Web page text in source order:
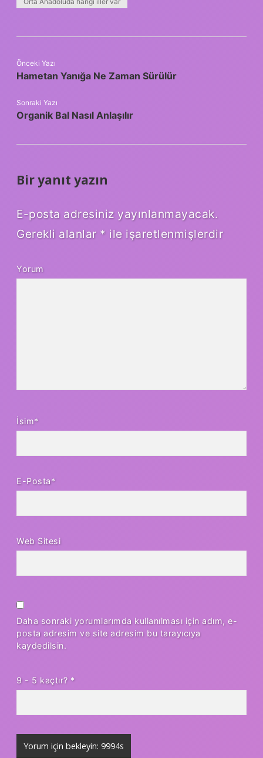
Önceki Yazı
Hametan Yanığa Ne Zaman Sürülür
Sonraki Yazı
Organik Bal Nasıl Anlaşılır
Bir yanıt yazın
E-posta adresiniz yayınlanmayacak.
Gerekli alanlar * ile işaretlenmişlerdir
Yorum
İsim*
E-Posta*
Web Sitesi
Daha sonraki yorumlarımda kullanılması için adım, e-
posta adresim ve site adresim bu tarayıcıya
kaydedilsin.
9 - 5 kaçtır? *